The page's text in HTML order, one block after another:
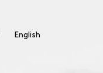
English